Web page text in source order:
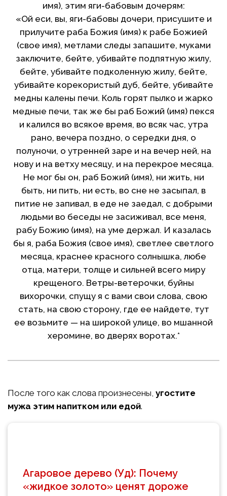
имя), этим яги-бабовым дочерям:
«Ой еси, вы, яги-бабовы дочери, присушите и
прилучите раба Божия (имя) к рабе Божией
(свое имя), метлами следы запашите, муками
заключите, бейте, убивайте подпятную жилу,
бейте, убивайте подколенную жилу, бейте,
убивайте корекористый дуб, бейте, убивайте
медны калены печи. Коль горят пылко и жарко
медные печи, так же бы раб Божий (имя) пекся
и калился во всякое время, во всяк час, утра
рано, вечера поздно, о середки дня, о
полуночи, о утренней заре и на вечер ней, на
нову и на ветху месяцу, и на перекрое месяца.
Не мог бы он, раб Божий (имя), ни жить, ни
быть, ни пить, ни есть, во сне не засыпал, в
питие не запивал, в еде не заедал, с добрыми
людьми во беседы не засиживал, все меня,
рабу Божию (имя), на уме держал. И казалась
бы я, раба Божия (свое имя), светлее светлого
месяца, краснее красного солнышка, любе
отца, матери, толще и сильней всего миpy
крещеного. Ветры-ветерочки, буйны
вихорочки, спущу я с вами свои слова, свою
стать, на свою сторону, где ее найдете, тут
ее возьмите — на широкой улице, во мшанной
херомине, во дверях воротах.*
После того как слова произнесены, угостите
мужа этим напитком или едой.
Агаровое дерево (Уд): Почему
«жидкое золото» ценят дороже